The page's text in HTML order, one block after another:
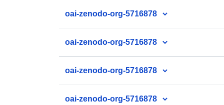
oai-zenodo-org-5716878
oai-zenodo-org-5716878
oai-zenodo-org-5716878
oai-zenodo-org-5716878